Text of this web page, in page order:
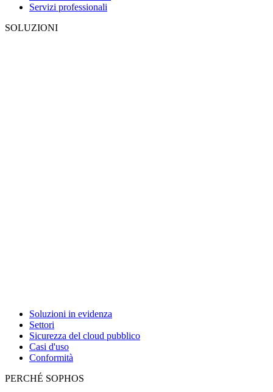
Servizi professionali
SOLUZIONI
Soluzioni in evidenza
Settori
Sicurezza del cloud pubblico
Casi d'uso
Conformità
PERCHÉ SOPHOS